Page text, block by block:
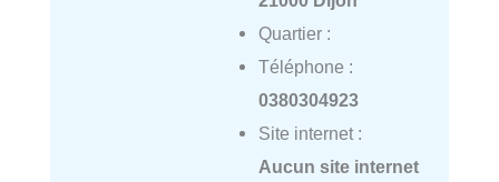
Quartier :
Téléphone :
0380304923
Site internet :
Aucun site internet